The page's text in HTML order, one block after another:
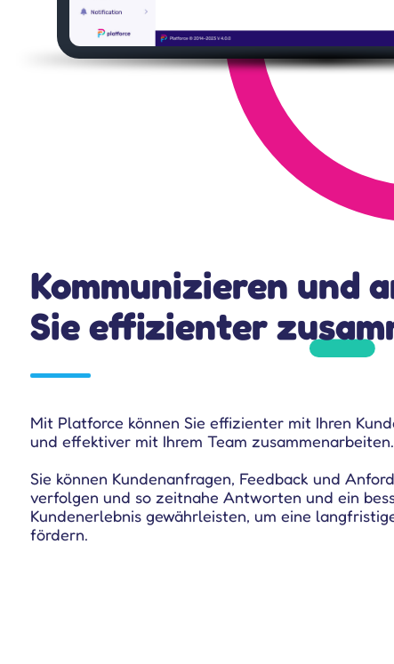
Kommunizieren und
Sie effizienter
Mit Platforce können Sie effizienter mit Ihren
und effektiver mit Ihrem Team zusammenarbeiten.
Sie können Kundenanfragen, Feedback und
verfolgen und so zeitnahe Antworten und ein
Kundenerlebnis gewährleisten, um eine
fördern.